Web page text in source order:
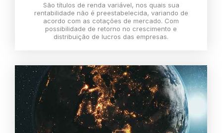
São títulos de renda variável, nos quais sua
rentabilidade não é preestabelecida, variando de
acordo com as cotações de mercado. Com
possibilidade de retorno no crescimento e
distribuição de lucros das empresas.